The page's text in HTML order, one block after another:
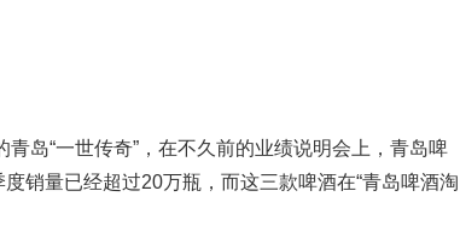
“一世传奇”，在不久前的业绩说明会上，青岛啤
销量已经超过20万瓶，而这三款啤酒在“青岛啤酒淘